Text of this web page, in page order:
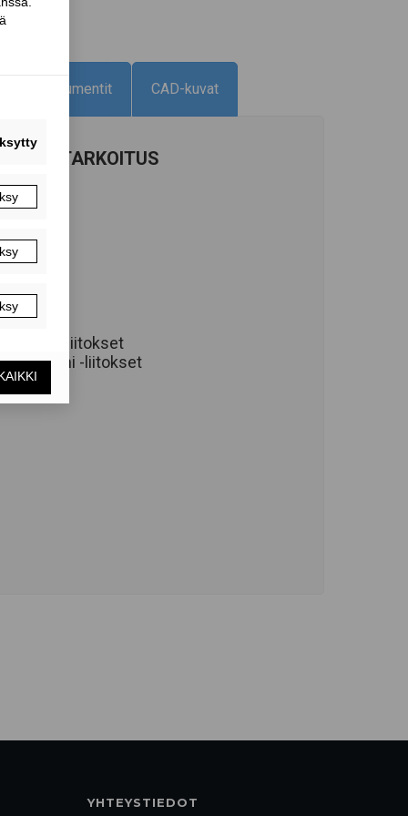
Dokumentit CAD-kuvat
KÄYTTÖTARKOITUS
• CLT-CLT -liitokset
betoni -liitokset
YHTEYSTIEDOT